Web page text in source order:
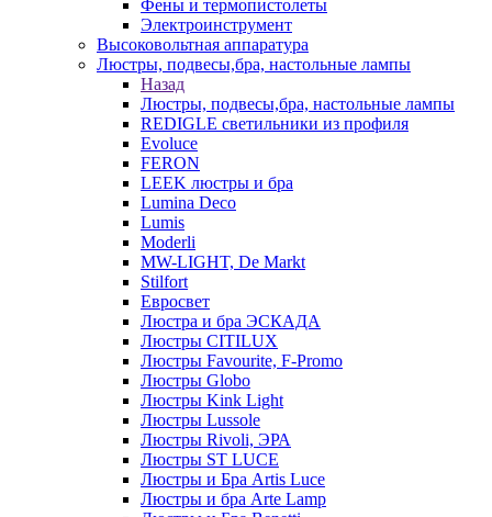
Фены и термопистолеты
Электроинструмент
Высоковольтная аппаратура
Люстры, подвесы,бра, настольные лампы
Назад
Люстры, подвесы,бра, настольные лампы
REDIGLE светильники из профиля
Evoluce
FERON
LEEK люстры и бра
Lumina Deco
Lumis
Moderli
MW-LIGHT, De Markt
Stilfort
Евросвет
Люстра и бра ЭСКАДА
Люстры CITILUX
Люстры Favourite, F-Promo
Люстры Globo
Люстры Kink Light
Люстры Lussole
Люстры Rivoli, ЭРА
Люстры ST LUCE
Люстры и Бра Artis Luce
Люстры и бра Arte Lamp